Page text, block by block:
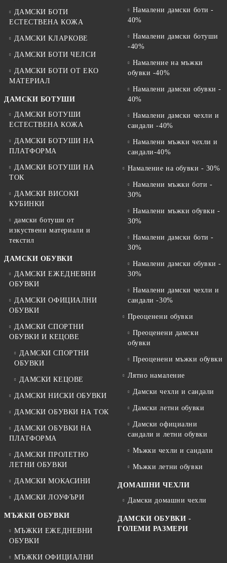
ДАМСКИ БОТИ
ЕСТЕСТВЕНА КОЖА
ДАМСКИ КЛАРКОВЕ
ДАМСКИ БОТИ ЧЕЛСИ
ДАМСКИ БОТИ ОТ EKO
МАТЕРИАЛ
ДАМСКИ БОТУШИ
ДАМСКИ БОТУШИ
ЕСТЕСТВЕНА КОЖА
ДАМСКИ БОТУШИ НА
ПЛАТФОРМА
ДАМСКИ БОТУШИ НА
ТОК
ДАМСКИ ВИСОКИ
КУБИНКИ
дамски ботуши от
изкуствени материали и
текстил
ДАМСКИ ОБУВКИ
ДАМСКИ ЕЖЕДНЕВНИ
ОБУВКИ
ДАМСКИ ОФИЦИАЛНИ
ОБУВКИ
ДАМСКИ СПОРТНИ
ОБУВКИ И КЕЦОВЕ
ДАМСКИ СПОРТНИ
ОБУВКИ
ДАМСКИ КЕЦОВЕ
ДАМСКИ НИСКИ ОБУВКИ
ДАМСКИ ОБУВКИ НА ТОК
ДАМСКИ ОБУВКИ НА
ПЛАТФОРМА
ДАМСКИ ПРОЛЕТНО
ЛЕТНИ ОБУВКИ
ДАМСКИ МОКАСИНИ
ДАМСКИ ЛОУФЪРИ
МЪЖКИ ОБУВКИ
МЪЖКИ ЕЖЕДНЕВНИ
ОБУВКИ
МЪЖКИ ОФИЦИАЛНИ
Намалени дамски боти -
40%
Намалени дамски ботуши
-40%
Намаление на мъжки
обувки -40%
Намалени дамски обувки -
40%
Намалени дамски чехли и
сандали -40%
Намалени мъжки чехли и
сандали-40%
Намаление на обувки - 30%
Намалени мъжки боти -
30%
Намалени мъжки обувки -
30%
Намалени дамски боти -
30%
Намалени дамски обувки -
30%
Намалени дамски чехли и
сандали -30%
Преоценени обувки
Преоценени дамски
обувки
Преоценени мъжки обувки
Лятно намаление
Дамски чехли и сандали
Дамски летни обувки
Дамски официални
сандали и летни обувки
Мъжки чехли и сандали
Мъжки летни обувки
ДОМАШНИ ЧЕХЛИ
Дамски домашни чехли
ДАМСКИ ОБУВКИ -
ГОЛЕМИ РАЗМЕРИ